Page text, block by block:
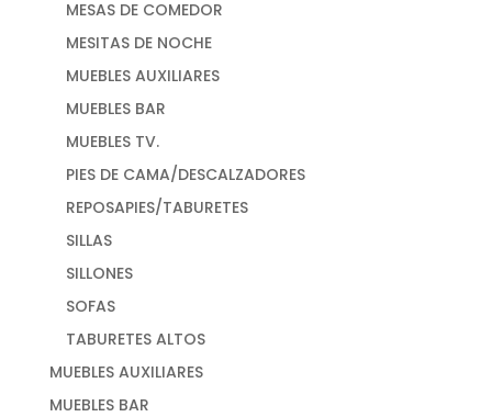
MESAS DE COMEDOR
MESITAS DE NOCHE
MUEBLES AUXILIARES
MUEBLES BAR
MUEBLES TV.
PIES DE CAMA/DESCALZADORES
REPOSAPIES/TABURETES
SILLAS
SILLONES
SOFAS
TABURETES ALTOS
MUEBLES AUXILIARES
MUEBLES BAR